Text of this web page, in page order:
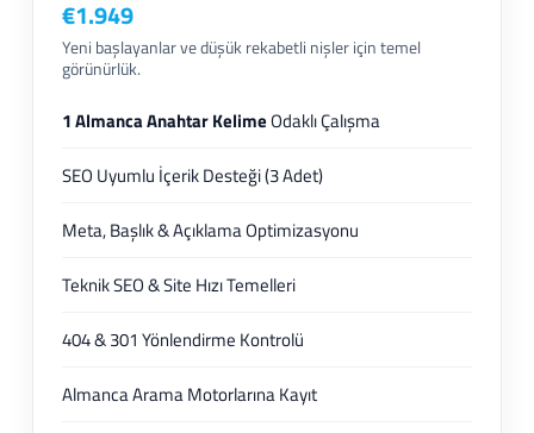
€1.949
Yeni başlayanlar ve düşük rekabetli nişler için temel
görünürlük.
1 Almanca Anahtar KelimeOdaklı Çalışma
SEO Uyumlu İçerik Desteği (3 Adet)
Meta, Başlık & Açıklama Optimizasyonu
Teknik SEO & Site Hızı Temelleri
404 & 301 Yönlendirme Kontrolü
Almanca Arama Motorlarına Kayıt